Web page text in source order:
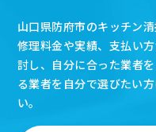
山口県防府市のキッチン
修理料金や実績、支払い
討し、自分に合った業者
る業者を自分で選びたい
い。